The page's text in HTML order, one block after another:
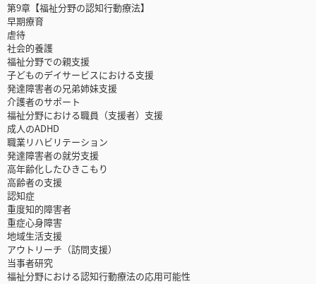
第9章【福祉分野の認知行動療法】
早期療育
虐待
社会的養護
福祉分野での親支援
子どものデイサービスにおける支援
発達障害者の兄弟姉妹支援
介護者のサポート
福祉分野における職員（支援者）支援
成人のADHD
職業リハビリテーション
発達障害者の就労支援
高年齢化したひきこもり
高齢者の支援
認知症
重度知的障害者
重症心身障害
地域生活支援
アウトリーチ（訪問支援）
当事者研究
福祉分野における認知行動療法の応用可能性